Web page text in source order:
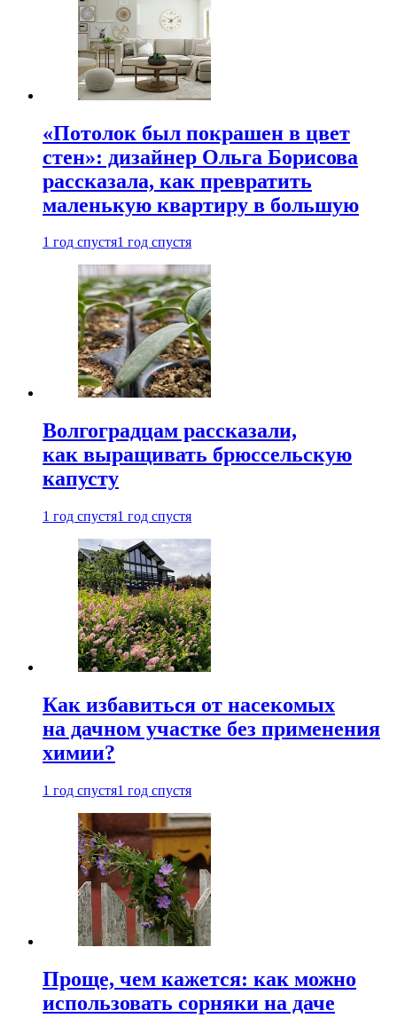
«Потолок был покрашен в цвет
стен»: дизайнер Ольга Борисова
рассказала, как превратить
маленькую квартиру в большую
1 год спустя1 год спустя
Волгоградцам рассказали,
как выращивать брюссельскую
капусту
1 год спустя1 год спустя
Как избавиться от насекомых
на дачном участке без применения
химии?
1 год спустя1 год спустя
Проще, чем кажется: как можно
использовать сорняки на даче